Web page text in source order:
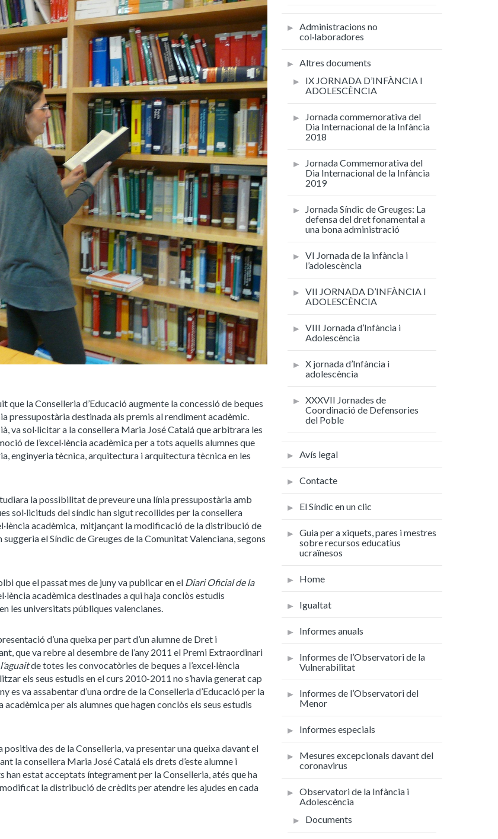
que la Conselleria d’Educació augmente la concessió de beques
pressupostària destinada als premis al rendiment acadèmic.
va sol·licitar a la consellera Maria José Catalá que arbitrara les
de l’excel·lència acadèmica per a tots aquells alumnes que
enginyeria tècnica, arquitectura i arquitectura tècnica en les
la possibilitat de preveure una línia pressupostària amb
sol·licituds del síndic han sigut recollides per la consellera
acadèmica, mitjançant la modificació de la distribució de
el Síndic de Greuges de la Comunitat Valenciana, segons
que el passat mes de juny va publicar en el Diari Oficial de la
acadèmica destinades a qui haja conclòs estudis
les universitats públiques valencianes.
d’una queixa per part d’un alumne de Dret i
que va rebre al desembre de l’any 2011 el Premi Extraordinari
de totes les convocatòries de beques a l’excel·lència
els seus estudis en el curs 2010-2011 no s’havia generat cap
es va assabentar d’una ordre de la Conselleria d’Educació per la
per als alumnes que hagen conclòs els seus estudis
des de la Conselleria, va presentar una queixa davant el
la consellera Maria José Catalá els drets d’este alumne i
han estat acceptats íntegrament per la Conselleria, atés que ha
la distribució de crèdits per atendre les ajudes en cada
Administracions no
col·laboradores
Altres documents
IX JORNADA D’INFÀNCIA I
ADOLESCÈNCIA
Jornada commemorativa del
Dia Internacional de la Infància
2018
Jornada Commemorativa del
Dia Internacional de la Infància
2019
Jornada Síndic de Greuges: La
defensa del dret fonamental a
una bona administració
VI Jornada de la infància i
l’adolescència
VII JORNADA D’INFÀNCIA I
ADOLESCÈNCIA
VIII Jornada d’Infància i
Adolescència
X jornada d’Infància i
adolescència
XXXVII Jornades de
Coordinació de Defensories
del Poble
Avís legal
Contacte
El Síndic en un clic
Guia per a xiquets, pares i mestres
sobre recursos educatius
ucraïnesos
Home
Igualtat
Informes anuals
Informes de l’Observatori de la
Vulnerabilitat
Informes de l’Observatori del
Menor
Informes especials
Mesures excepcionals davant del
coronavirus
Observatori de la Infància i
Adolescència
Documents